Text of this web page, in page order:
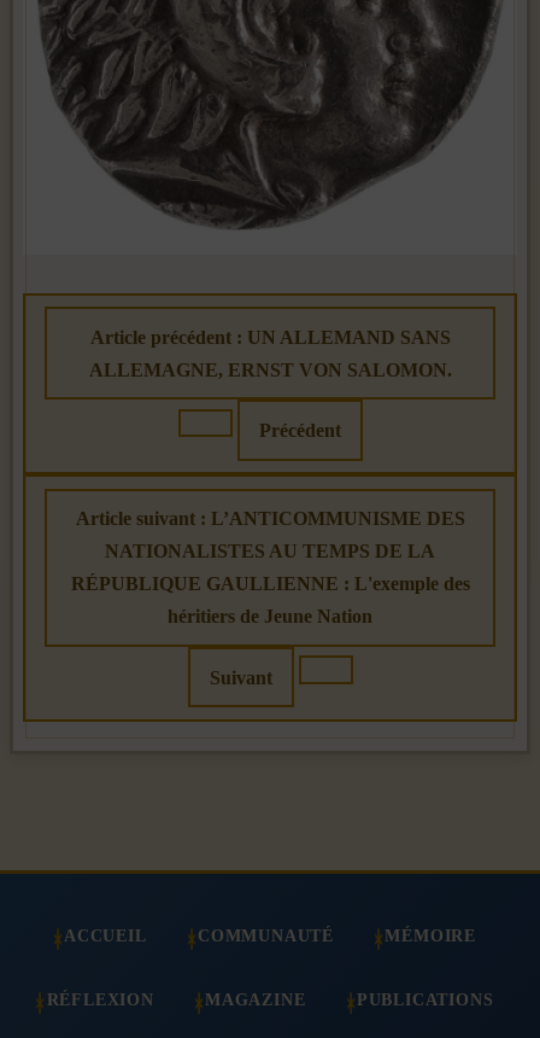
Article précédent : UN ALLEMAND SANS
ALLEMAGNE, ERNST VON SALOMON.
Précédent
Article suivant : L’ANTICOMMUNISME DES
NATIONALISTES AU TEMPS DE LA
RÉPUBLIQUE GAULLIENNE : L'exemple des
héritiers de Jeune Nation
Suivant
ACCUEIL COMMUNAUTÉ MÉMOIRE
RÉFLEXION MAGAZINE PUBLICATIONS